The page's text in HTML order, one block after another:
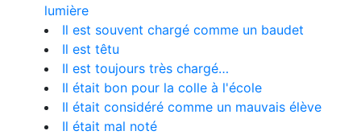
lumière
Il est souvent chargé comme un baudet
Il est têtu
Il est toujours très chargé…
Il était bon pour la colle à l'école
Il était considéré comme un mauvais élève
Il était mal noté